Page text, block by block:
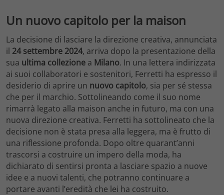
Un nuovo capitolo per la maison
La decisione di lasciare la direzione creativa, annunciata
il 24 settembre 2024, arriva dopo la presentazione della
sua ultima collezione a Milano. In una lettera indirizzata
ai suoi collaboratori e sostenitori, Ferretti ha espresso il
desiderio di aprire un nuovo capitolo, sia per sé stessa
che per il marchio. Sottolineando come il suo nome
rimarrà legato alla maison anche in futuro, ma con una
nuova direzione creativa. Ferretti ha sottolineato che la
decisione non è stata presa alla leggera, ma è frutto di
una riflessione profonda. Dopo oltre quarant’anni
trascorsi a costruire un impero della moda, ha
dichiarato di sentirsi pronta a lasciare spazio a nuove
idee e a nuovi talenti, che potranno continuare a
portare avanti l’eredità che lei ha costruito.